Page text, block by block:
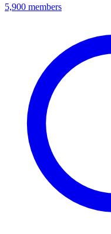
5,900 members